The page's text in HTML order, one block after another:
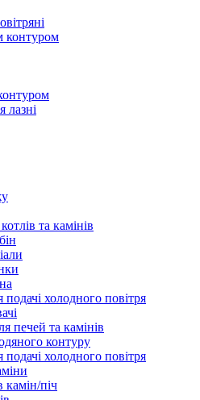
контуром
лазні
та камінів
холодного повітря
печей та камінів
контуру
холодного повітря
камін/піч